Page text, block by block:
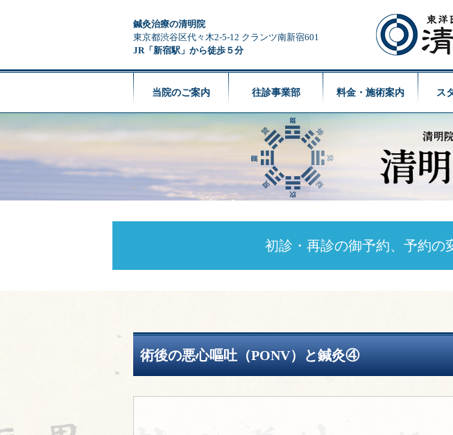
鍼灸治療の清明院
東京都渋谷区代々木2-5-12 クランツ南新宿601
JR「新宿駅」から徒歩５分
当院のご案内 往診事業部 料金・施術案内 ス
初診・再診の御予約、予約の
術後の悪心嘔吐（PONV）と鍼灸④